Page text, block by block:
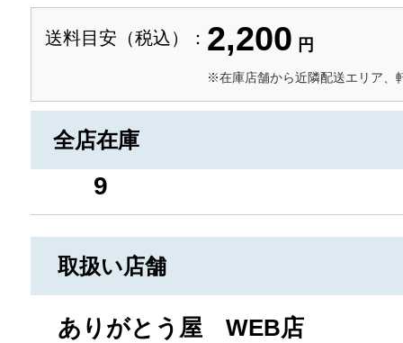
送料目安（税込）： 2,200 円
※在庫店舗から近隣配送エリア、
全店在庫
9
取扱い店舗
ありがとう屋 WEB店